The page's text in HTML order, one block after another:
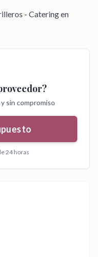
- Catering en
sin compromiso
24 horas